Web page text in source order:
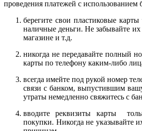
проведения платежей с использованием
берегите свои пластиковые
наличные деньги. Не забывайте
магазине и т.д.
никогда не передавайте полный
карты по телефону каким-либо
всегда имейте под рукой номер
связи с банком, выпустившим
утраты немедленно свяжитесь с
вводите реквизиты карты
покупки. Никогда не указывайте